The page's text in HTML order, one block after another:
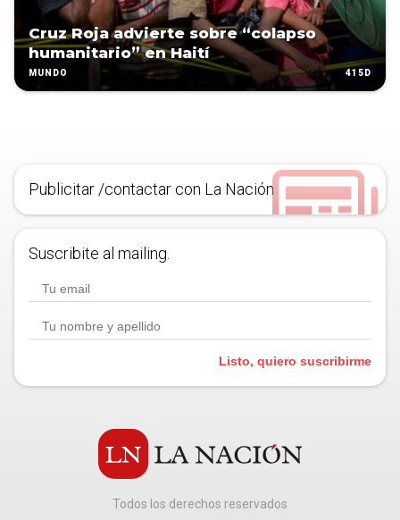
Cruz Roja advierte sobre “colapso
humanitario” en Haití
MUNDO 415D
Publicitar /contactar con La Nación
Suscribite al mailing.
Listo, quiero suscribirme
Todos los derechos reservados